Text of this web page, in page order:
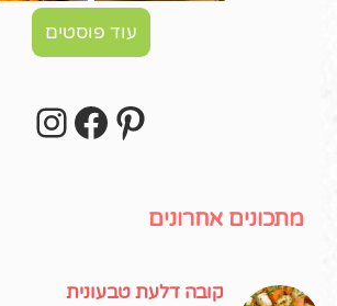
עוד פוסטים
מתכונים אחרונים
קובה דלעת טבעונית